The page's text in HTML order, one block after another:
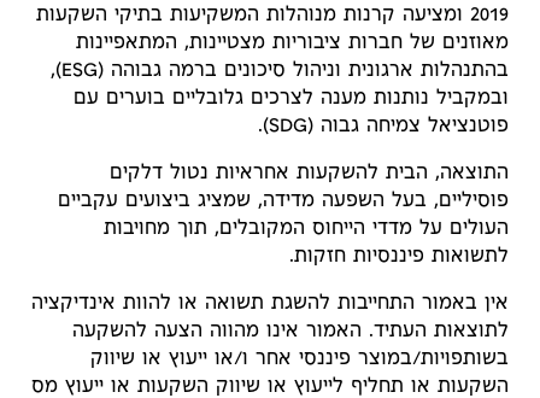
2019 ומציעה קרנות מנוהלות המשקיעות בתיקי השקעות
מאוזנים של חברות ציבוריות מצטיינות, המתאפיינות
בהתנהלות ארגונית וניהול סיכונים ברמה גבוהה (ESG),
ובמקביל נותנות מענה לצרכים גלובליים בוערים עם
פוטנציאל צמיחה גבוה (SDG).
התוצאה, הבית להשקעות אחראיות נטול דלקים
פוסיליים, בעל השפעה מדידה, שמציג ביצועים עקביים
העולים על מדדי הייחוס המקובלים, תוך מחויבות
לתשואות פיננסיות חזקות.
אין באמור התחייבות להשגת תשואה או להוות אינדיקציה
לתוצאות העתיד. האמור אינו מהווה הצעה להשקעה
בשותפויות/במוצר פיננסי אחר ו/או ייעוץ או שיווק
השקעות או תחליף לייעוץ או שיווק השקעות או ייעוץ מס